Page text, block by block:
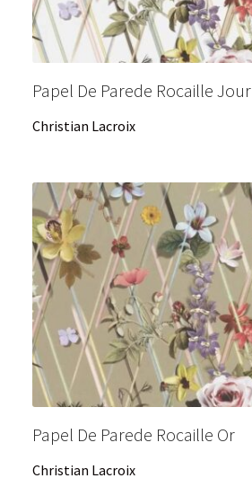
Papel De Parede Rocaille Jour
Christian Lacroix
Papel De Parede Rocaille Or
Christian Lacroix